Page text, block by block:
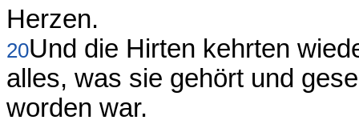
Herzen.
20Und die Hirten kehrten
alles, was sie gehört und
worden war.